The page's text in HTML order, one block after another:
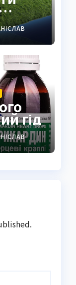
гід